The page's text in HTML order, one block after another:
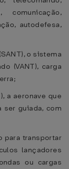
comunicação,
autodefesa,
o sistema
(VANT), carga
a aeronave que
ser guiada, com
para transportar
lançadores
ou cargas